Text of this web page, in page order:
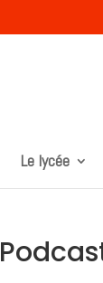
Le lycée